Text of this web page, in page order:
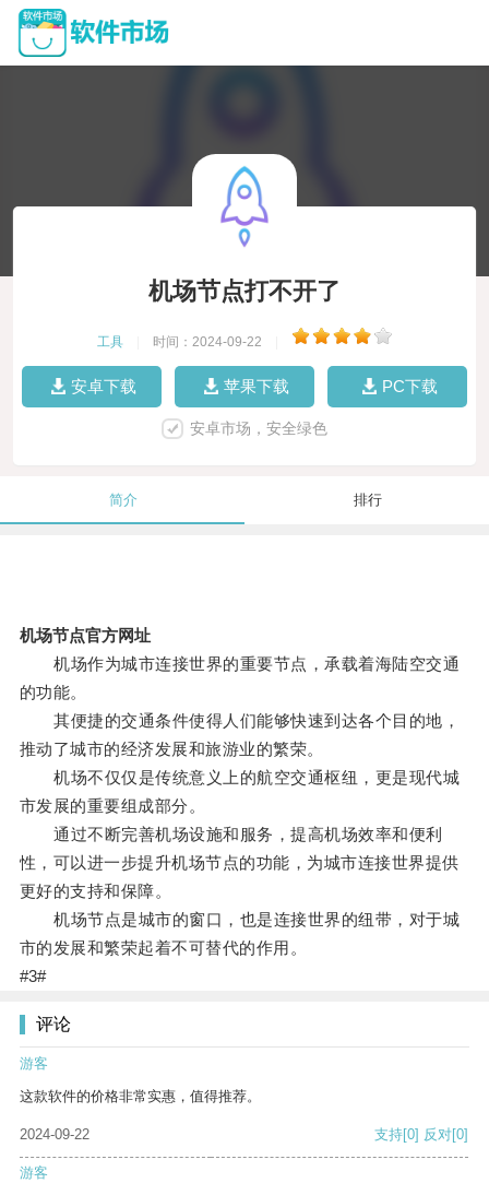
机场节点打不开了
工具 时间：2024-09-22
安卓下载 苹果下载 PC下载
安卓市场，安全绿色
简介 排行
机场节点官方网址
机场作为城市连接世界的重要节点，承载着海陆空交通
的功能。
其便捷的交通条件使得人们能够快速到达各个目的地，
推动了城市的经济发展和旅游业的繁荣。
机场不仅仅是传统意义上的航空交通枢纽，更是现代城
市发展的重要组成部分。
通过不断完善机场设施和服务，提高机场效率和便利
性，可以进一步提升机场节点的功能，为城市连接世界提供
更好的支持和保障。
机场节点是城市的窗口，也是连接世界的纽带，对于城
市的发展和繁荣起着不可替代的作用。
#3#
评论
游客
这款软件的价格非常实惠，值得推荐。
2024-09-22 支持[0] 反对[0]
游客